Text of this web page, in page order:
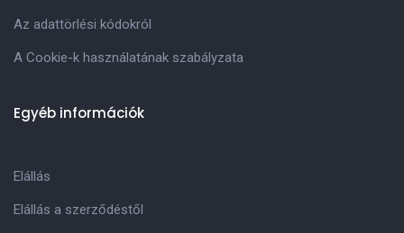
Az adattörlési kódokról
A Cookie-k használatának szabályzata
Egyéb információk
Elállás
Elállás a szerződéstől